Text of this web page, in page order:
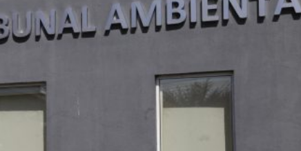
Noticias
Columnas
Música Clásica